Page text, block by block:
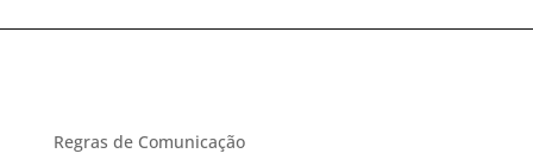
Regras de Comunicação